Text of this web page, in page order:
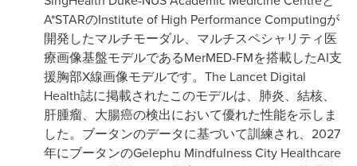
A*STARのInstitute of High Performance Computingが
開発したマルチモーダル、マルチスペシャリティ医
療画像基盤モデルであるMerMED-FMを搭載したAI支
援胸部X線画像モデルです。The Lancet Digital
Health誌に掲載されたこのモデルは、肺炎、結核、
肝腫瘤、大腸癌の検出において優れた性能を示しま
した。ブータンのデータに基づいて訓練され、2027
年にブータンのGelephu Mindfulness City Healthcare